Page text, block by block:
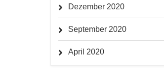
Dezember 2020
September 2020
April 2020